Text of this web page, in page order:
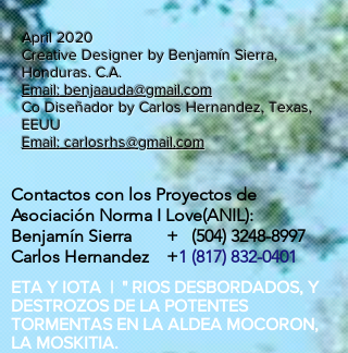
April 2020
Creative Designer by Benjamín Sierra,
Honduras. C.A.
Email: benjaauda@gmail.com
Co Diseñador by Carlos Hernandez, Texas,
EEUU
Email: carlosrhs@gmail.com
Contactos con los Proyectos de
Asociación Norma I Love(ANIL):
Benjamín Sierra + (504) 3248-8997
Carlos Hernandez +1 (817) 832-0401
ETA Y IOTA | " RIOS DESBORDADOS, Y
DESTROZOS DE LA POTENTES
TORMENTAS EN LA ALDEA MOCORON,
LA MOSKITIA.